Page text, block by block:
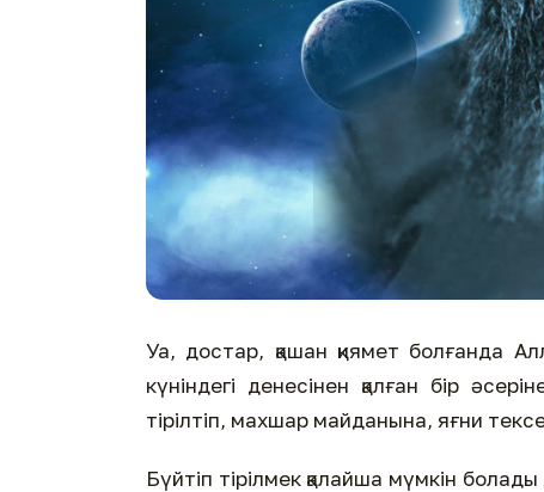
Уа, достар, қашан қиямет болғанда
күніндегі денесінен қалған бір
тірілтіп, махшар майданына, яғни
Бүйтіп тірілмек қалайша мүмкін